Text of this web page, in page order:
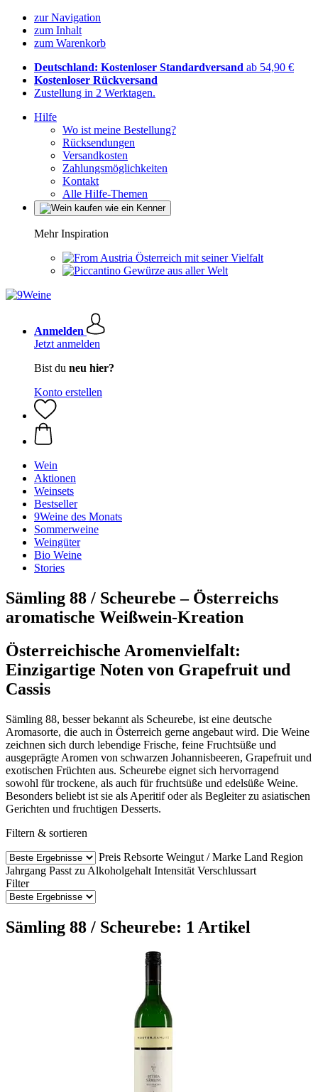
zur Navigation
zum Inhalt
zum Warenkorb
Deutschland: Kostenloser Standardversand ab 54,90 €
Kostenloser Rückversand
Zustellung in 2 Werktagen.
Hilfe
Wo ist meine Bestellung?
Rücksendungen
Versandkosten
Zahlungsmöglichkeiten
Kontakt
Alle Hilfe-Themen
Mehr Inspiration
Österreich mit seiner Vielfalt
Gewürze aus aller Welt
Anmelden
Jetzt anmelden
Bist du neu hier?
Konto erstellen
Wein
Aktionen
Weinsets
Bestseller
9Weine des Monats
Sommerweine
Weingüter
Bio Weine
Stories
Sämling 88 / Scheurebe – Österreichs
aromatische Weißwein-Kreation
Österreichische Aromenvielfalt:
Einzigartige Noten von Grapefruit und
Cassis
Sämling 88, besser bekannt als Scheurebe, ist eine deutsche
Aromasorte, die auch in Österreich gerne angebaut wird. Die Weine
zeichnen sich durch lebendige Frische, feine Fruchtsüße und
ausgeprägte Aromen von schwarzen Johannisbeeren, Grapefruit und
exotischen Früchten aus. Scheurebe eignet sich hervorragend
sowohl für trockene, als auch für fruchtsüße und edelsüße Weine.
Besonders beliebt ist sie als Aperitif oder als Begleiter zu asiatischen
Gerichten und fruchtigen Desserts.
Filtern & sortieren
Preis Rebsorte Weingut / Marke Land Region
Jahrgang Passt zu Alkoholgehalt Intensität Verschlussart
Filter
Sämling 88 / Scheurebe: 1 Artikel